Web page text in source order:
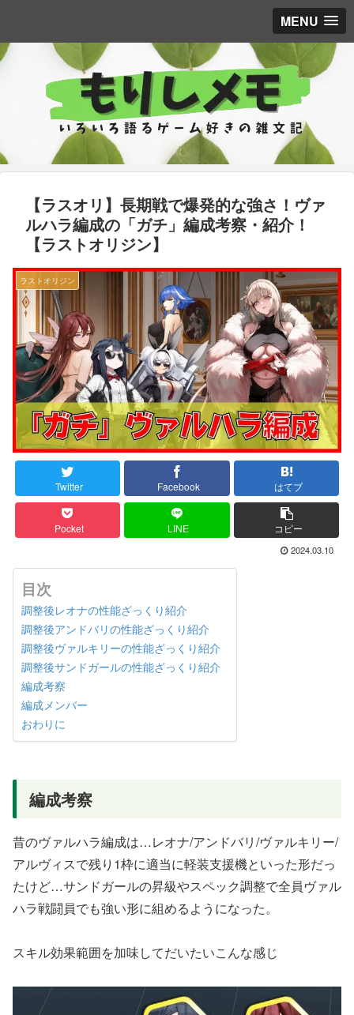
MENU
【ラスオリ】長期戦で爆発的な強さ！ヴァ
ルハラ編成の「ガチ」編成考察・紹介！
【ラストオリジン】
ラストオリジン
Twitter Facebook はてブ
Pocket LINE コピー
2024.03.10
目次
調整後レオナの性能ざっくり紹介
調整後アンドバリの性能ざっくり紹介
調整後ヴァルキリーの性能ざっくり紹介
調整後サンドガールの性能ざっくり紹介
編成考察
編成メンバー
おわりに
編成考察
昔のヴァルハラ編成は…レオナ/アンドバリ/ヴァルキリー/
アルヴィスで残り1枠に適当に軽装支援機といった形だっ
たけど…サンドガールの昇級やスペック調整で全員ヴァル
ハラ戦闘員でも強い形に組めるようになった。
スキル効果範囲を加味してだいたいこんな感じ